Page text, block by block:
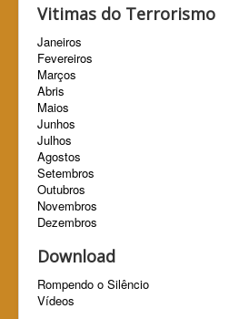
Vitimas do Terrorismo
Janeiros
Fevereiros
Marços
Abris
Maios
Junhos
Julhos
Agostos
Setembros
Outubros
Novembros
Dezembros
Download
Rompendo o Silêncio
Vídeos